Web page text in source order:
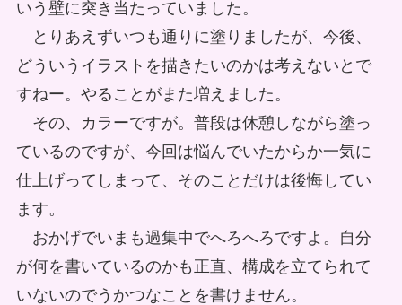
いう壁に突き当たっていました。
とりあえずいつも通りに塗りましたが、今後、
どういうイラストを描きたいのかは考えないとで
すねー。やることがまた増えました。
その、カラーですが。普段は休憩しながら塗っ
ているのですが、今回は悩んでいたからか一気に
仕上げってしまって、そのことだけは後悔してい
ます。
おかげでいまも過集中でへろへろですよ。自分
が何を書いているのかも正直、構成を立てられて
いないのでうかつなことを書けません。